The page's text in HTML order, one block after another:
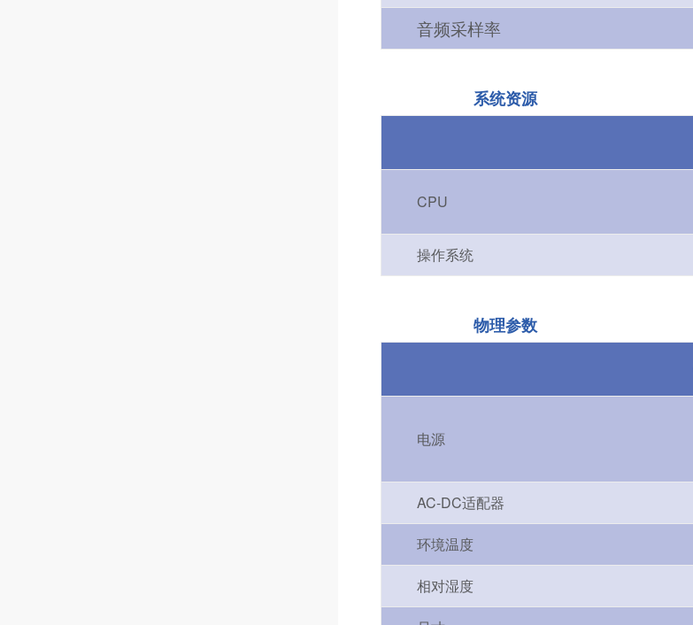
音频采样率
系统资源
CPU
操作系统
物理参数
电源
AC-DC适配器
环境温度
相对湿度